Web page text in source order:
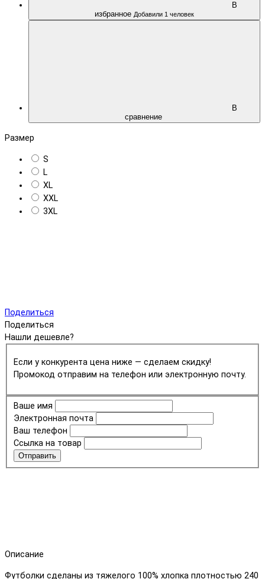
В
избранное Добавили 1 человек
В
сравнение
Размер
S
L
XL
XXL
3XL
Поделиться
Поделиться
Нашли дешевле?
Если у конкурента цена ниже — сделаем скидку!
Промокод отправим на телефон или электронную почту.
Ваше имя
Электронная почта
Ваш телефон
Ссылка на товар
Отправить
Описание
Футболки сделаны из тяжелого 100% хлопка плотностью 240